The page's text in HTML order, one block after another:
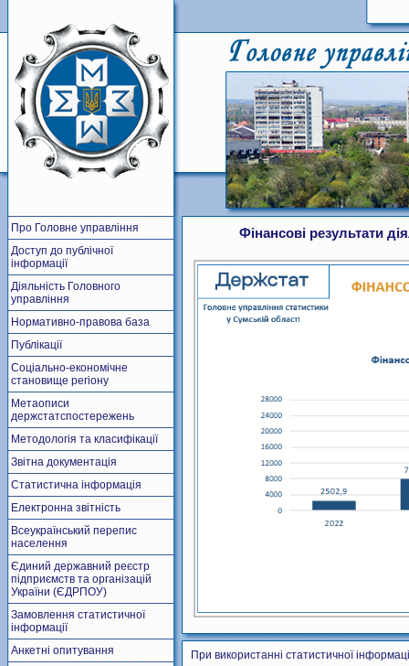
Про Головне управління
Доступ до публічної
інформації
Діяльність Головного
управління
Нормативно-правова база
Публікації
Соціально-економічне
становище регіону
Метаописи
держстатспостережень
Методологія та класифікації
Звітна документація
Статистична інформація
Електронна звітність
Всеукраїнський перепис
населення
Єдиний державний реєстр
підприємств та організацій
України (ЄДРПОУ)
Замовлення статистичної
інформації
Анкетні опитування
Фінансові результати
При використанні статистичної